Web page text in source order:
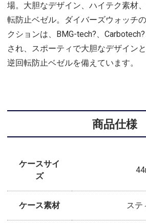
場。大胆なデザイン、ハイテク素材
転防止ベゼル。ダイバーズウォッチ
クションは、BMG-tech?、
され、スポーティで大胆なデザイン
逆回転防止ベゼルを備えています。
商品仕様
ケースサイ
ズ
ケース素材 ステ